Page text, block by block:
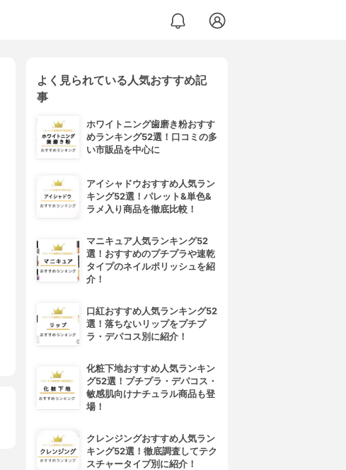
よく見られている人気おすすめ記
事
ホワイトニング歯磨き粉おすす
めランキング52選！口コミの多
い市販品を中心に
アイシャドウおすすめ人気ラン
キング52選！パレット&単色&
ラメ入り商品を徹底比較！
マニキュア人気ランキング52
選！おすすめのプチプラや速乾
タイプのネイルポリッシュを紹
介！
口紅おすすめ人気ランキング52
選！落ちないリップをプチプ
ラ・デパコス別に紹介！
化粧下地おすすめ人気ランキン
グ52選！プチプラ・デパコス・
敏感肌向けナチュラル商品も登
場！
クレンジングおすすめ人気ラン
キング52選！徹底調査してテク
スチャータイプ別に紹介！